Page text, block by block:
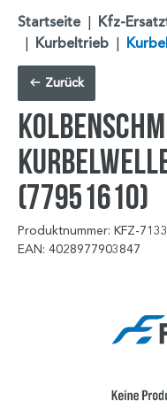
Startseite | Kfz-
| Kurbeltrieb |
Zurück
(77951610)
Produktnummer: KFZ-
EAN: 4028977903847